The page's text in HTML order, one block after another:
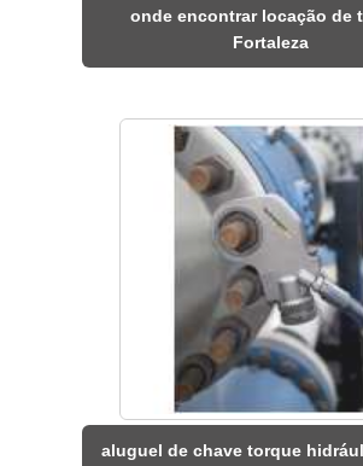
onde encontrar locação de
Fortaleza
aluguel de chave torque